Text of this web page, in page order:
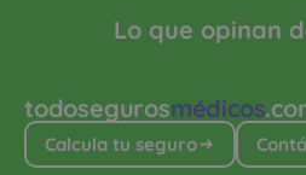
todosegurosmédicos
Calcula tu seguro
Lo que opinan